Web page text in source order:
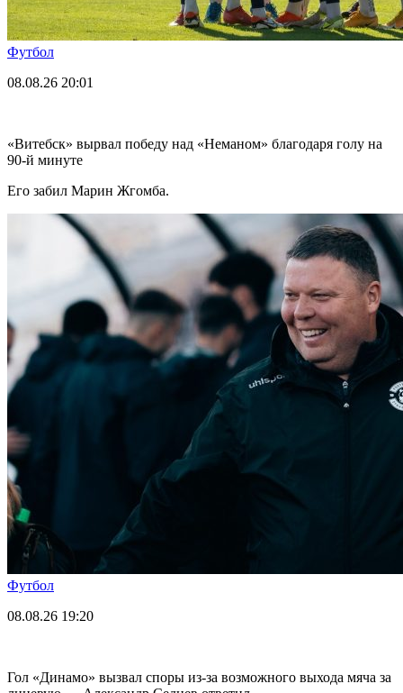
Футбол
08.08.26 20:01
«Витебск» вырвал победу над «Неманом» благодаря голу на
90-й минуте
Его забил Марин Жгомба.
Футбол
08.08.26 19:20
Гол «Динамо» вызвал споры из-за возможного выхода мяча за